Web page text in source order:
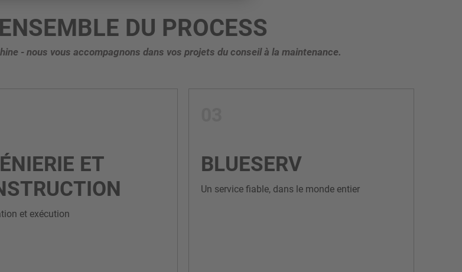
DU PROCESS
- nous vous accompagnons dans vos projets du conseil à la maintenance.
ET
et exécution
BLUESERV
Un service fiable, dans le monde entier